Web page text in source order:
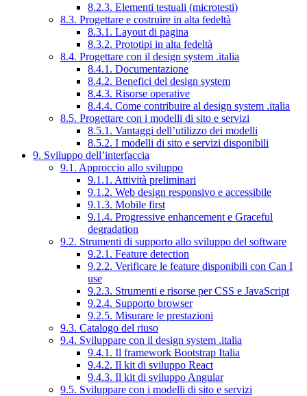
8.2.3. Elementi testuali (microtesti)
8.3. Progettare e costruire in alta fedeltà
8.3.1. Layout di pagina
8.3.2. Prototipi in alta fedeltà
8.4. Progettare con il design system .italia
8.4.1. Documentazione
8.4.2. Benefici del design system
8.4.3. Risorse operative
8.4.4. Come contribuire al design system .italia
8.5. Progettare con i modelli di sito e servizi
8.5.1. Vantaggi dell’utilizzo dei modelli
8.5.2. I modelli di sito e servizi disponibili
9. Sviluppo dell’interfaccia
9.1. Approccio allo sviluppo
9.1.1. Attività preliminari
9.1.2. Web design responsivo e accessibile
9.1.3. Mobile first
9.1.4. Progressive enhancement e Graceful
degradation
9.2. Strumenti di supporto allo sviluppo del software
9.2.1. Feature detection
9.2.2. Verificare le feature disponibili con Can I
use
9.2.3. Strumenti e risorse per CSS e JavaScript
9.2.4. Supporto browser
9.2.5. Misurare le prestazioni
9.3. Catalogo del riuso
9.4. Sviluppare con il design system .italia
9.4.1. Il framework Bootstrap Italia
9.4.2. Il kit di sviluppo React
9.4.3. Il kit di sviluppo Angular
9.5. Sviluppare con i modelli di sito e servizi